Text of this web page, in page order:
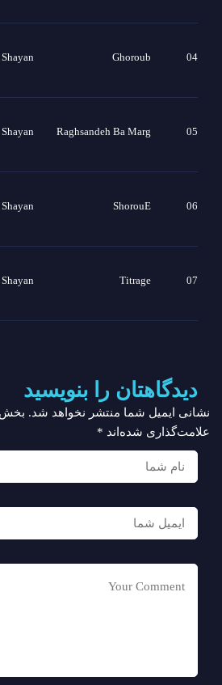
04
Ghoroub
05
Raghsandeh Ba Marg
06
ShorouE
07
Titrage
دیدگاهتان را بنویسید
نشانی ایمیل شما منتشر نخواهد شد.
علامت‌گذاری شده‌اند *